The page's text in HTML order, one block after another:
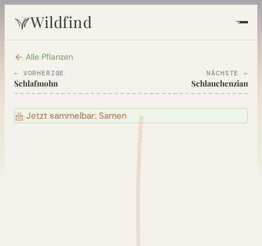
Wildfind
Startseite
Pflanzen
Rezepte
Alle Pflanzen
← VORHERIGE
Schlafmohn
NÄCHSTE →
Schlauchenzian
Jetzt sammelbar: Samen